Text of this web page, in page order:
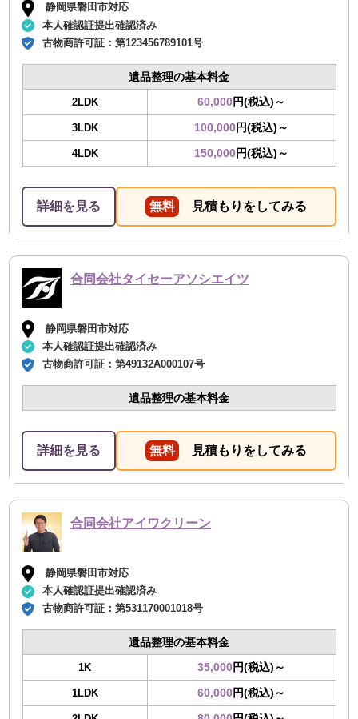
静岡県磐田市対応
本人確認証提出確認済み
古物商許可証：第123456789101号
遺品整理の基本料金
2LDK 60,000円(税込)～
3LDK 100,000円(税込)～
4LDK 150,000円(税込)～
詳細を見る 無料 見積もりをしてみる
合同会社タイセーアソシエイツ
静岡県磐田市対応
本人確認証提出確認済み
古物商許可証：第49132A000107号
遺品整理の基本料金
詳細を見る 無料 見積もりをしてみる
合同会社アイワクリーン
静岡県磐田市対応
本人確認証提出確認済み
古物商許可証：第531170001018号
遺品整理の基本料金
1K 35,000円(税込)～
1LDK 60,000円(税込)～